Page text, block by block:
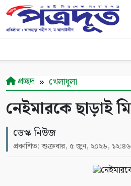
প্রচ্ছদ খেলাধুলা
নেইমারকে ছাড়াই
ডেস্ক নিউজ
প্রকাশিত: শুক্রবার, ৫ জুন, ২০২৬, ১২:৪৬